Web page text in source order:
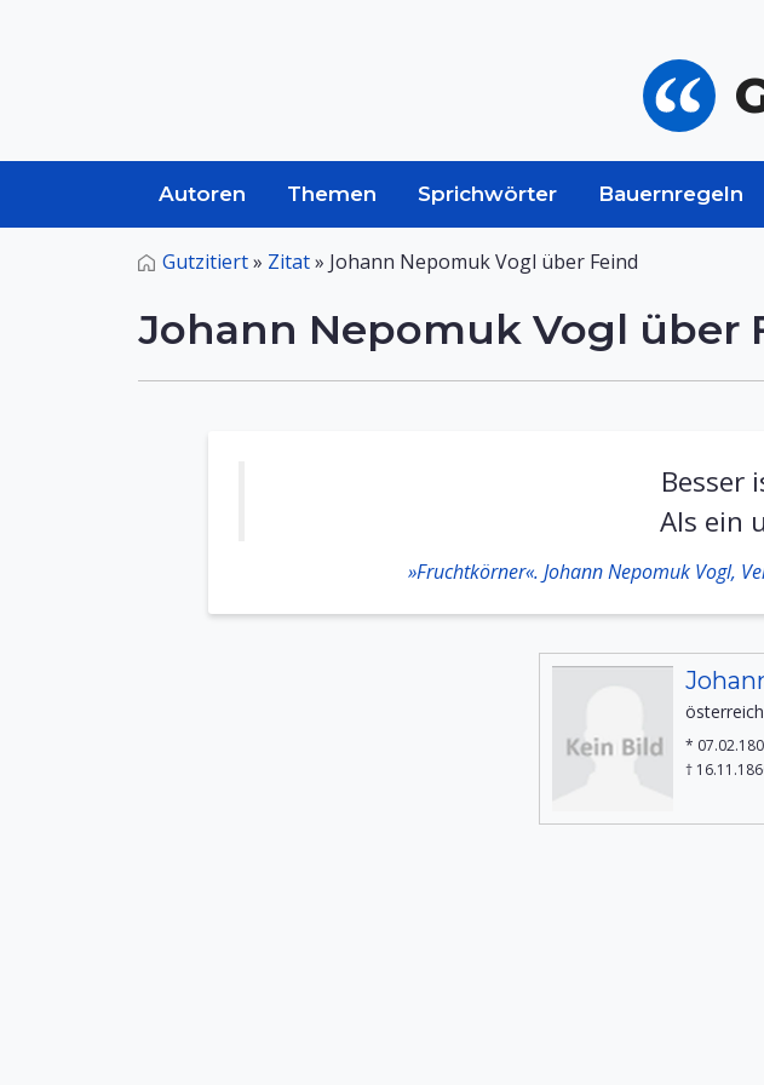
Autoren Themen Sprichwörter Bauernregeln
Gutzitiert» Zitat» Johann Nepomuk Vogl über Feind
Johann Nepomuk Vogl über
Besser
Als ein
»Fruchtkörner«. Johann Nepomuk Vogl,
*
†